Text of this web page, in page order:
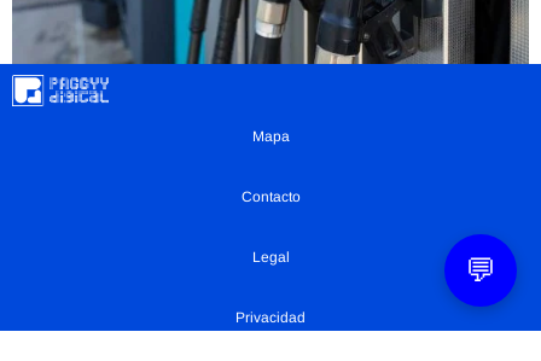
Mapa
Contacto
Legal
Privacidad
💬